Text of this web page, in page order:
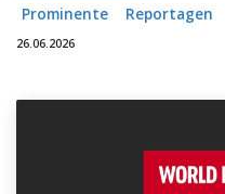
Prominente
Reportagen
26.06.2026